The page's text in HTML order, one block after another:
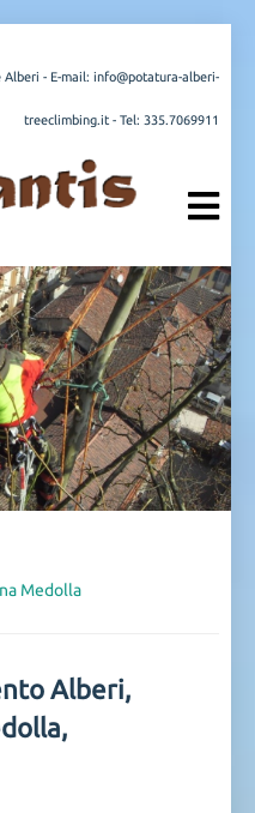
- E-mail: info@potatura-alberi-
treeclimbing.it - Tel: 335.7069911
Medolla
Alberi,